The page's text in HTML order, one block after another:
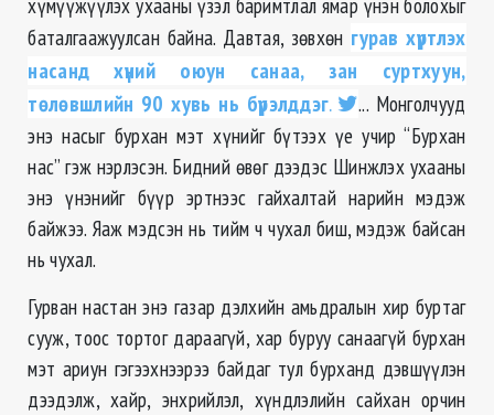
баталгаажуулсан байна. Давтая, зөвхөн гурав хүртлэх
насанд хүний оюун санаа, зан суртхуун,
төлөвшлийн 90 хувь нь бүрэлддэг.
... Монголчууд
энэ насыг бурхан мэт хүнийг бүтээх үе учир “Бурхан
нас” гэж нэрлэсэн. Бидний өвөг дээдэс Шинжлэх ухааны
энэ үнэнийг бүүр эртнээс гайхалтай нарийн мэдэж
байжээ. Яаж мэдсэн нь тийм ч чухал биш, мэдэж байсан
нь чухал.
Гурван настан энэ газар дэлхийн амьдралын хир буртаг
сууж, тоос тортог дараагүй, хар буруу санаагүй бурхан
мэт ариун гэгээхнээрээ байдаг тул бурханд дэвшүүлэн
дээдэлж, хайр, энхрийлэл, хүндлэлийн сайхан орчин